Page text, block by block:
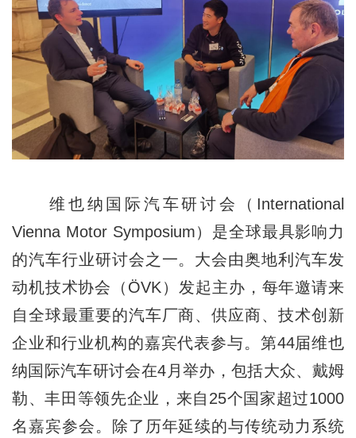
维也纳国际汽车研讨会（International
Vienna Motor Symposium）是全球最具影响力
的汽车行业研讨会之一。大会由奥地利汽车发
动机技术协会（ÖVK）发起主办，每年邀请来
自全球最重要的汽车厂商、供应商、技术创新
企业和行业机构的嘉宾代表参与。第44届维也
纳国际汽车研讨会在4月举办，包括大众、戴姆
勒、丰田等领先企业，来自25个国家超过1000
名嘉宾参会。除了历年延续的与传统动力系统